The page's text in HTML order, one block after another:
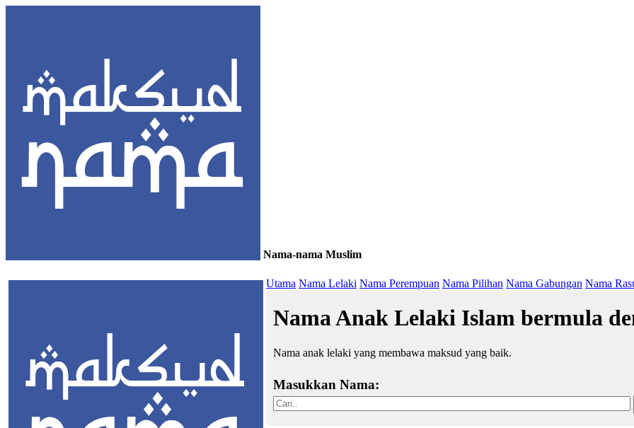
Nama-nama Muslim
Utama Nama Lelaki Nama Perempuan Nama Pilihan Nama Gabungan Nama
Nama Anak Lelaki Islam bermula
Nama anak lelaki yang membawa maksud yang baik.
Masukkan Nama: